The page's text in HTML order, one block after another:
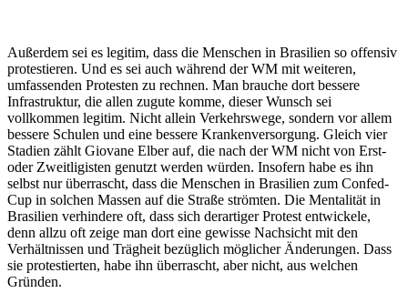
Außerdem sei es legitim, dass die Menschen in Brasilien so offensiv
protestieren. Und es sei auch während der WM mit weiteren,
umfassenden Protesten zu rechnen. Man brauche dort bessere
Infrastruktur, die allen zugute komme, dieser Wunsch sei
vollkommen legitim. Nicht allein Verkehrswege, sondern vor allem
bessere Schulen und eine bessere Krankenversorgung. Gleich vier
Stadien zählt Giovane Elber auf, die nach der WM nicht von Erst-
oder Zweitligisten genutzt werden würden. Insofern habe es ihn
selbst nur überrascht, dass die Menschen in Brasilien zum Confed-
Cup in solchen Massen auf die Straße strömten. Die Mentalität in
Brasilien verhindere oft, dass sich derartiger Protest entwickele,
denn allzu oft zeige man dort eine gewisse Nachsicht mit den
Verhältnissen und Trägheit bezüglich möglicher Änderungen. Dass
sie protestierten, habe ihn überrascht, aber nicht, aus welchen
Gründen.